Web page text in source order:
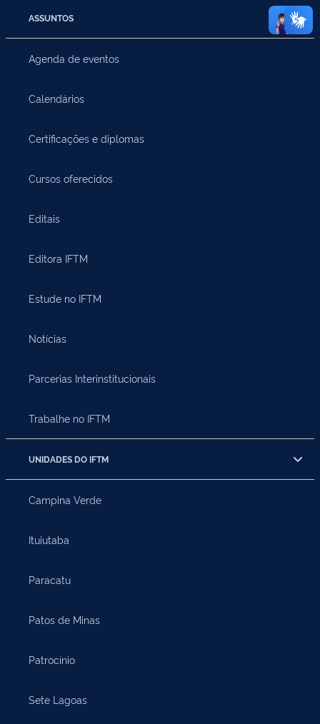
ASSUNTOS
Agenda de eventos
Calendários
Certificações e diplomas
Cursos oferecidos
Editais
Editora IFTM
Estude no IFTM
Notícias
Parcerias Interinstitucionais
Trabalhe no IFTM
UNIDADES DO IFTM
Campina Verde
Ituiutaba
Paracatu
Patos de Minas
Patrocínio
Sete Lagoas